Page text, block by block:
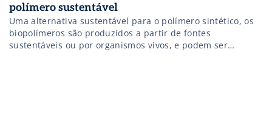
polímero sustentável
Uma alternativa sustentável para o polímero sintético, os
biopolímeros são produzidos a partir de fontes
sustentáveis ou por organismos vivos, e podem ser